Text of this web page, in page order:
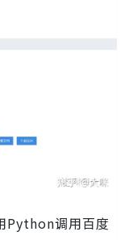
Python调用百度